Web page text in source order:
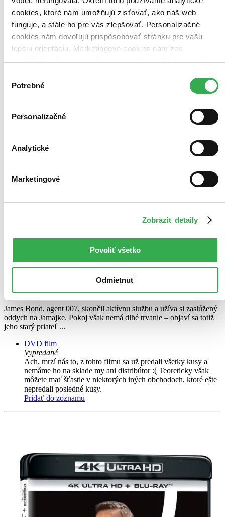
cookies, ktoré nám umožňujú zisťovať, ako náš web
funguje, a stále ho pre vás zlepšovať. Personalizačné
cookies nám dovoľujú prispôsobovať stránku pre vašu
lepšiu orientáciu. Marketingové cookies nám zas
umožňujú zobrazenie relevantnej reklamy. Niektoré údaje
keby sme mohli používať všetky tieto cookies. Ďakujeme!
súhlasu
Potrebné
Personalizačné
Analytické
Marketingové
Zobraziť detaily
Povoliť všetko
Odmietnuť
CZ
Léa Seydoux
Ralph Fiennes
25. diel sérieJames Bond
James Bond, agent 007, skončil aktívnu službu a užíva si zaslúžený
oddych na Jamajke. Pokoj však nemá dlhé trvanie – objaví sa totiž
jeho starý priateľ ...
DVD film
Vypredané
Ach, mrzí nás to, z tohto filmu sa už predali všetky kusy a
nemáme ho na sklade my ani distribútor :( Teoreticky však
môžete mať šťastie v niektorých iných obchodoch, ktoré ešte
nepredali posledné kusy.
Pridať do zoznamu